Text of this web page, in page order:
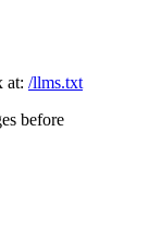
at: /llms.txt
before